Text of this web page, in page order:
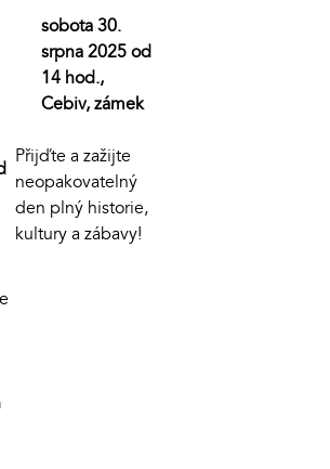
sobota 30.
srpna 2025 od
14 hod.,
Cebiv, zámek
Přijďte a zažijte
neopakovatelný
den plný historie,
kultury a zábavy!